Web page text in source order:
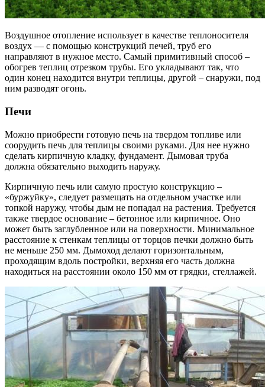
Воздушное отопление использует в качестве теплоносителя
воздух — с помощью конструкций печей, труб его
направляют в нужное место. Самый примитивный способ –
обогрев теплиц отрезком трубы. Его укладывают так, что
один конец находится внутри теплицы, другой – снаружи, под
ним разводят огонь.
Печи
Можно приобрести готовую печь на твердом топливе или
соорудить печь для теплицы своими руками. Для нее нужно
сделать кирпичную кладку, фундамент. Дымовая труба
должна обязательно выходить наружу.
Кирпичную печь или самую простую конструкцию –
«буржуйку», следует размещать на отдельном участке или
топкой наружу, чтобы дым не попадал на растения. Требуется
также твердое основание – бетонное или кирпичное. Оно
может быть заглубленное или на поверхности. Минимальное
расстояние к стенкам теплицы от торцов печки должно быть
не меньше 250 мм. Дымоход делают горизонтальным,
проходящим вдоль постройки, верхняя его часть должна
находиться на расстоянии около 150 мм от грядки, стеллажей.